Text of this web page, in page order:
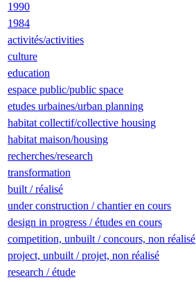
1990
1984
activités/activities
culture
education
espace public/public space
etudes urbaines/urban planning
habitat collectif/collective housing
habitat maison/housing
recherches/research
transformation
built / réalisé
under construction / chantier en cours
design in progress / études en cours
competition, unbuilt / concours, non réalisé
project, unbuilt / projet, non réalisé
research / étude